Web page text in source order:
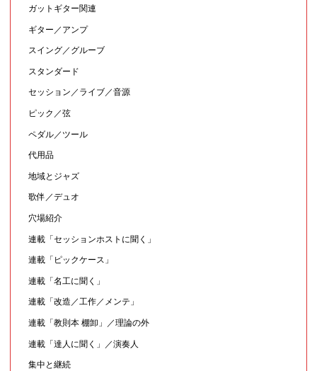
ガットギター関連
ギター／アンプ
スイング／グルーブ
スタンダード
セッション／ライブ／音源
ピック／弦
ペダル／ツール
代用品
地域とジャズ
歌伴／デュオ
穴場紹介
連載「セッションホストに聞く」
連載「ピックケース」
連載「名工に聞く」
連載「改造／工作／メンテ」
連載「教則本 棚卸」／理論の外
連載「達人に聞く」／演奏人
集中と継続